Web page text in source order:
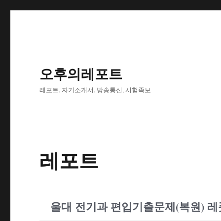
오후의레포트
레포트, 자기소개서, 방송통신, 시험족보
레포트
울대 전기과 편입기출문제(복원)